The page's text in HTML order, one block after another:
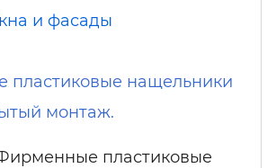
и фасады
пластиковые нащельники
монтаж.
пластиковые